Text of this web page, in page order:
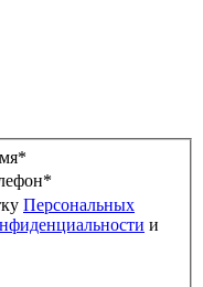
*
*
Персональных
и